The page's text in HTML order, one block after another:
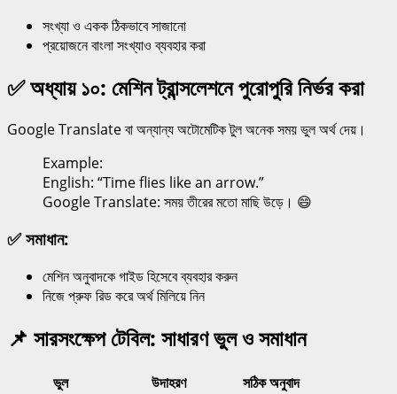
সংখ্যা ও একক ঠিকভাবে সাজানো
প্রয়োজনে বাংলা সংখ্যাও ব্যবহার করা
✅ অধ্যায় ১০: মেশিন ট্রান্সলেশনে পুরোপুরি নির্ভর করা
Google Translate বা অন্যান্য অটোমেটিক টুল অনেক সময় ভুল অর্থ দেয়।
Example:
English: “Time flies like an arrow.”
Google Translate: সময় তীরের মতো মাছি উড়ে। 😄
✅ সমাধান:
মেশিন অনুবাদকে গাইড হিসেবে ব্যবহার করুন
নিজে প্রুফ রিড করে অর্থ মিলিয়ে নিন
📌 সারসংক্ষেপ টেবিল: সাধারণ ভুল ও সমাধান
ভুল উদাহরণ
সঠিক অনুবাদ